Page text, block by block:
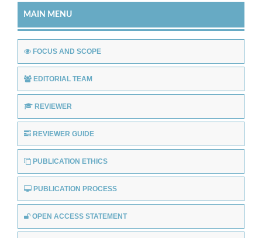
MAIN MENU
FOCUS AND SCOPE
EDITORIAL TEAM
REVIEWER
REVIEWER GUIDE
PUBLICATION ETHICS
PUBLICATION PROCESS
OPEN ACCESS STATEMENT